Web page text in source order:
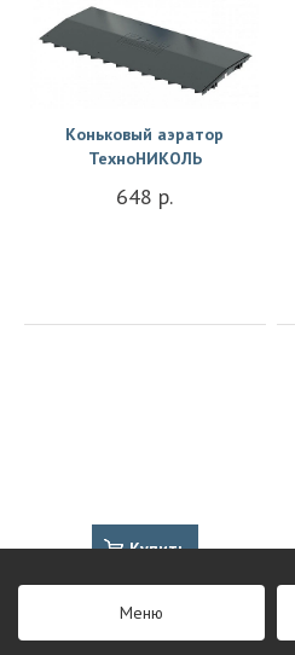
Коньковый аэратор
ТехноНИКОЛЬ
648 р.
Купить
Меню